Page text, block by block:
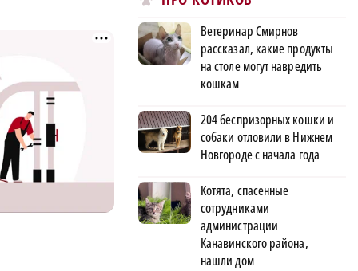
Ветеринар Смирнов
рассказал, какие продукты
на столе могут навредить
кошкам
204 беспризорных кошки и
собаки отловили в Нижнем
Новгороде с начала года
Котята, спасенные
сотрудниками
администрации
Канавинского района,
нашли дом